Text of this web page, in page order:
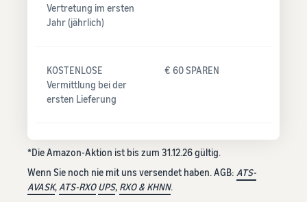
Vertretung im ersten
Jahr (jährlich)
KOSTENLOSE
Vermittlung bei der
ersten Lieferung
€ 60 SPAREN
*Die Amazon-Aktion ist bis zum 31.12.26 gültig.
Wenn Sie noch nie mit uns versendet haben. AGB: ATS-
AVASK, ATS-RXO UPS, RXO & KHNN.